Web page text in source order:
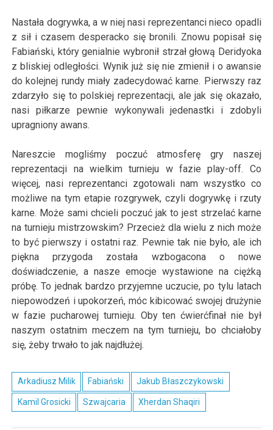
Nastała dogrywka, a w niej nasi reprezentanci nieco opadli
z sił i czasem desperacko się bronili. Znowu popisał się
Fabiański, który genialnie wybronił strzał głową Deridyoka
z bliskiej odległości. Wynik już się nie zmienił i o awansie
do kolejnej rundy miały zadecydować karne. Pierwszy raz
zdarzyło się to polskiej reprezentacji, ale jak się okazało,
nasi piłkarze pewnie wykonywali jedenastki i zdobyli
upragniony awans.
Nareszcie mogliśmy poczuć atmosferę gry naszej
reprezentacji na wielkim turnieju w fazie play-off. Co
więcej, nasi reprezentanci zgotowali nam wszystko co
możliwe na tym etapie rozgrywek, czyli dogrywkę i rzuty
karne. Może sami chcieli poczuć jak to jest strzelać karne
na turnieju mistrzowskim? Przecież dla wielu z nich może
to być pierwszy i ostatni raz. Pewnie tak nie było, ale ich
piękna przygoda została wzbogacona o nowe
doświadczenie, a nasze emocje wystawione na ciężką
próbę. To jednak bardzo przyjemne uczucie, po tylu latach
niepowodzeń i upokorzeń, móc kibicować swojej drużynie
w fazie pucharowej turnieju. Oby ten ćwierćfinał nie był
naszym ostatnim meczem na tym turnieju, bo chciałoby
się, żeby trwało to jak najdłużej.
Arkadiusz Milik Fabiański Jakub Błaszczykowski
Kamil Grosicki Szwajcaria Xherdan Shaqiri